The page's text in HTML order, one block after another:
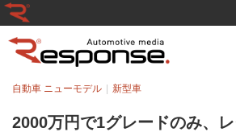
2000万円で1グレードのみ、
自動車 ニューモデル 新型車